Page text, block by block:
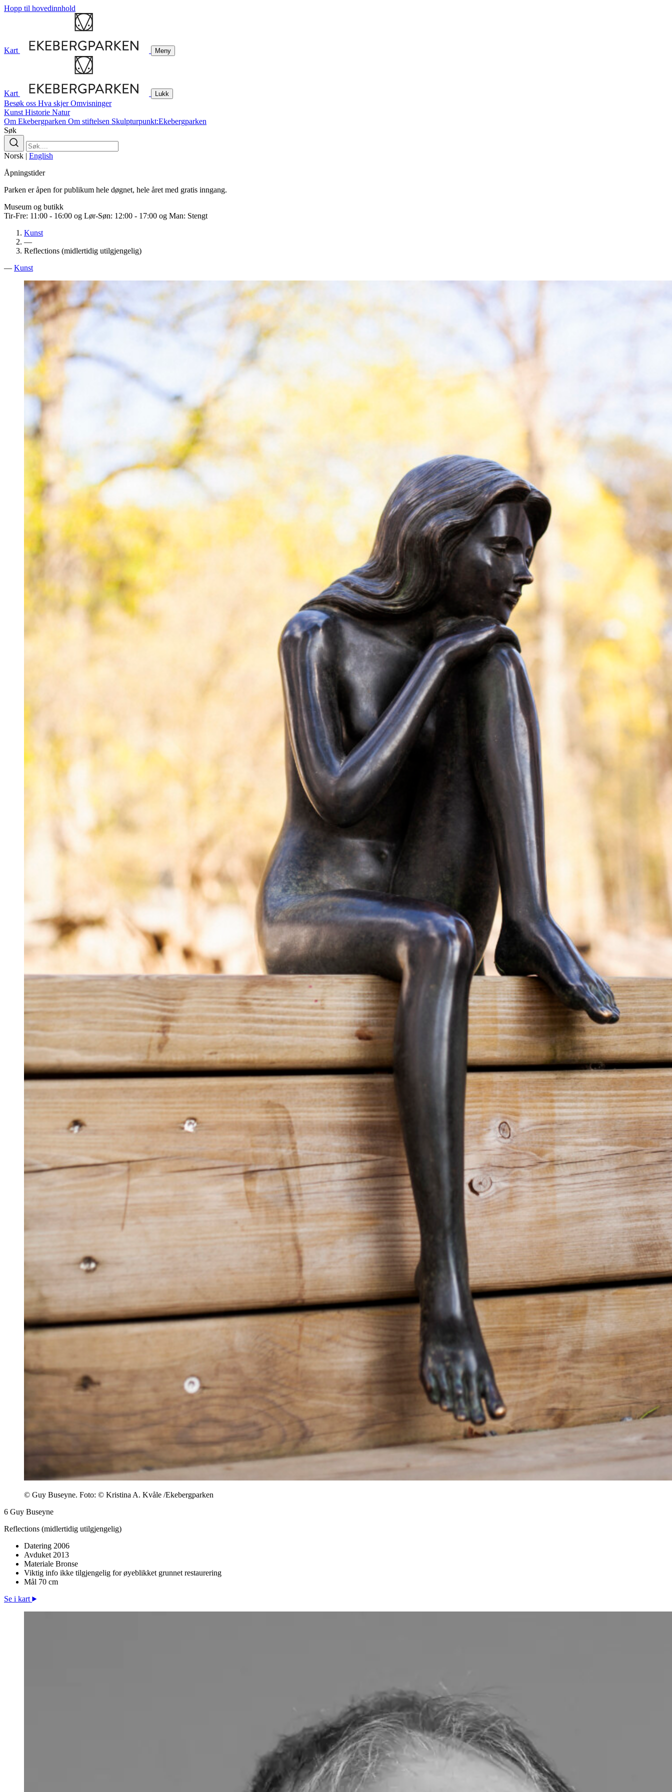
Hopp til hovedinnhold
Kart Meny
Kart Lukk
Besøk oss Hva skjerOmvisninger
Kunst Historie Natur
Om Ekebergparken Om stiftelsen Skulpturpunkt:Ekebergparken
Søk
Norsk | English
Åpningstider
Parken er åpen for publikum hele døgnet, hele året med gratis inngang.
Museum og butikk
Tir-Fre: 11:00 - 16:00 og Lør-Søn: 12:00 - 17:00 og Man: Stengt
Kunst
—
Reflections (midlertidig utilgjengelig)
— Kunst
© Guy Buseyne. Foto: © Kristina A. Kvåle /Ekebergparken
6 Guy Buseyne
Reflections (midlertidig utilgjengelig)
Datering 2006
Avduket 2013
Materiale Bronse
Viktig info ikke tilgjengelig for øyeblikket grunnet restaurering
Mål 70 cm
Se i kart